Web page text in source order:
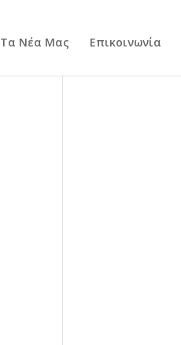
Τα Νέα Μας Επικοινωνία